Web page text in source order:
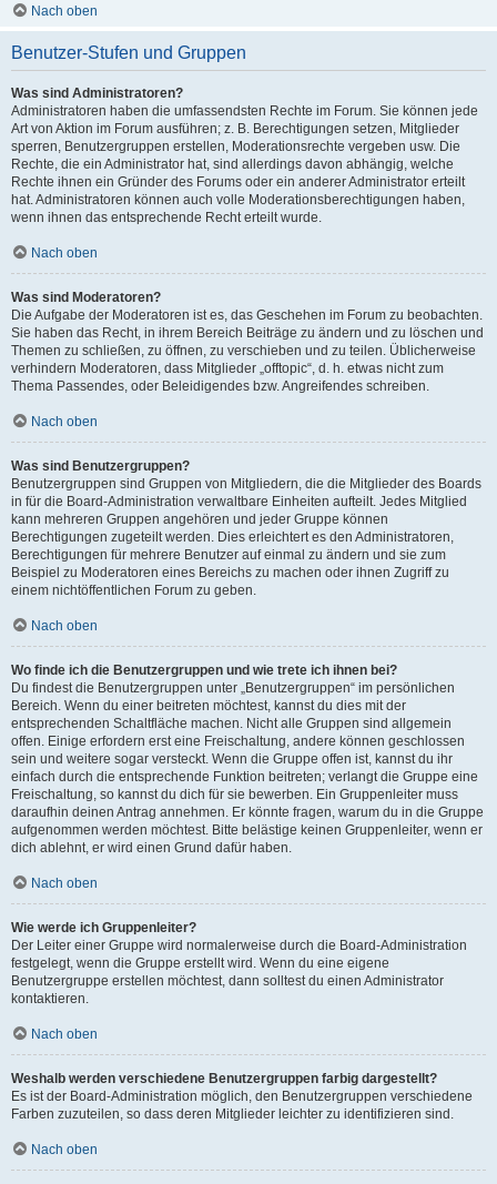
Nach oben
Benutzer-Stufen und Gruppen
Was sind Administratoren?
Administratoren haben die umfassendsten Rechte im Forum. Sie können jede
Art von Aktion im Forum ausführen; z. B. Berechtigungen setzen, Mitglieder
sperren, Benutzergruppen erstellen, Moderationsrechte vergeben usw. Die
Rechte, die ein Administrator hat, sind allerdings davon abhängig, welche
Rechte ihnen ein Gründer des Forums oder ein anderer Administrator erteilt
hat. Administratoren können auch volle Moderationsberechtigungen haben,
wenn ihnen das entsprechende Recht erteilt wurde.
Nach oben
Was sind Moderatoren?
Die Aufgabe der Moderatoren ist es, das Geschehen im Forum zu beobachten.
Sie haben das Recht, in ihrem Bereich Beiträge zu ändern und zu löschen und
Themen zu schließen, zu öffnen, zu verschieben und zu teilen. Üblicherweise
verhindern Moderatoren, dass Mitglieder „offtopic“, d. h. etwas nicht zum
Thema Passendes, oder Beleidigendes bzw. Angreifendes schreiben.
Nach oben
Was sind Benutzergruppen?
Benutzergruppen sind Gruppen von Mitgliedern, die die Mitglieder des Boards
in für die Board-Administration verwaltbare Einheiten aufteilt. Jedes Mitglied
kann mehreren Gruppen angehören und jeder Gruppe können
Berechtigungen zugeteilt werden. Dies erleichtert es den Administratoren,
Berechtigungen für mehrere Benutzer auf einmal zu ändern und sie zum
Beispiel zu Moderatoren eines Bereichs zu machen oder ihnen Zugriff zu
einem nichtöffentlichen Forum zu geben.
Nach oben
Wo finde ich die Benutzergruppen und wie trete ich ihnen bei?
Du findest die Benutzergruppen unter „Benutzergruppen“ im persönlichen
Bereich. Wenn du einer beitreten möchtest, kannst du dies mit der
entsprechenden Schaltfläche machen. Nicht alle Gruppen sind allgemein
offen. Einige erfordern erst eine Freischaltung, andere können geschlossen
sein und weitere sogar versteckt. Wenn die Gruppe offen ist, kannst du ihr
einfach durch die entsprechende Funktion beitreten; verlangt die Gruppe eine
Freischaltung, so kannst du dich für sie bewerben. Ein Gruppenleiter muss
daraufhin deinen Antrag annehmen. Er könnte fragen, warum du in die Gruppe
aufgenommen werden möchtest. Bitte belästige keinen Gruppenleiter, wenn er
dich ablehnt, er wird einen Grund dafür haben.
Nach oben
Wie werde ich Gruppenleiter?
Der Leiter einer Gruppe wird normalerweise durch die Board-Administration
festgelegt, wenn die Gruppe erstellt wird. Wenn du eine eigene
Benutzergruppe erstellen möchtest, dann solltest du einen Administrator
kontaktieren.
Nach oben
Weshalb werden verschiedene Benutzergruppen farbig dargestellt?
Es ist der Board-Administration möglich, den Benutzergruppen verschiedene
Farben zuzuteilen, so dass deren Mitglieder leichter zu identifizieren sind.
Nach oben